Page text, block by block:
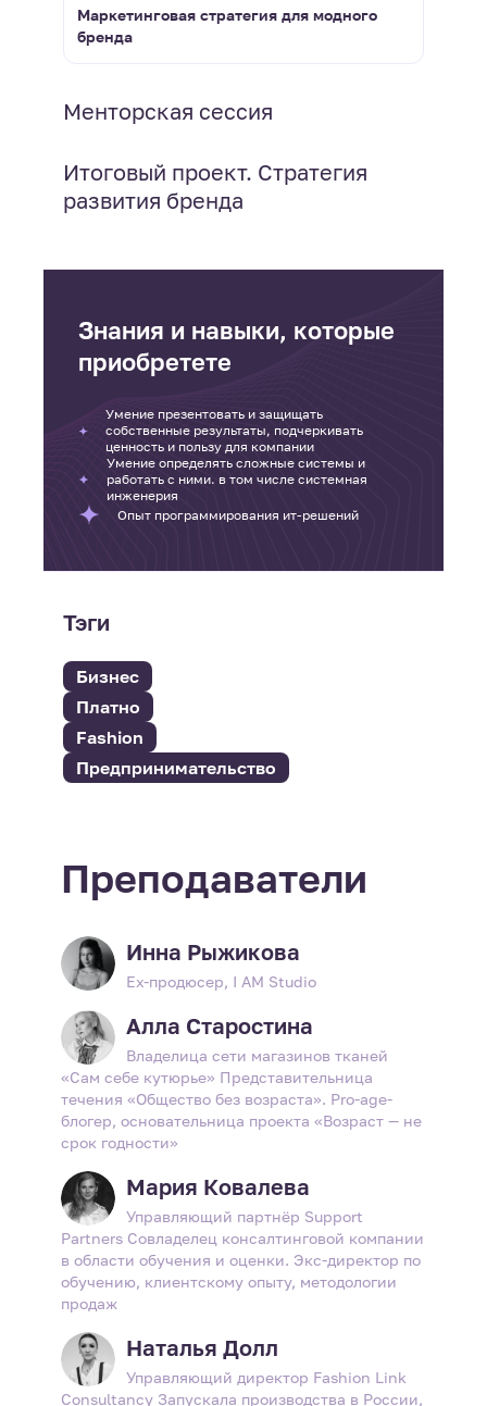
Маркетинговая стратегия для модного
бренда
Менторская сессия
Итоговый проект. Стратегия
развития бренда
Знания и навыки, которые
приобретете
Умение презентовать и защищать
собственные результаты, подчеркивать
ценность и пользу для компании
Умение определять сложные системы и
работать с ними. в том числе системная
инженерия
Опыт программирования ит‑решений
Тэги
Бизнес
Платно
Fashion
Предпринимательство
Преподаватели
Инна Рыжикова
Ех-продюсер, I AM Studio
Алла Старостина
Владелица сети магазинов тканей
«Сам себе кутюрье» Представительница
течения «Общество без возраста». Pro-age-
блогер, основательница проекта «Возраст — не
срок годности»
Мария Ковалева
Управляющий партнёр Support
Partners Совладелец консалтинговой компании
в области обучения и оценки. Экс-директор по
обучению, клиентскому опыту, методологии
продаж
Наталья Долл
Управляющий директор Fashion Link
Consultancy Запускала производства в России,